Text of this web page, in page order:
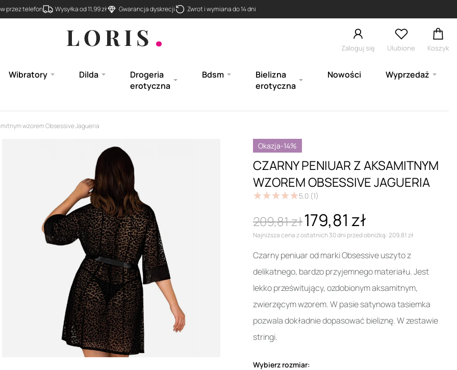
przez telefon Wysyłka od 11,99 zł Gwarancja dyskrecji Zwrot i wymiana do 14 dni
Zaloguj się Ulubione Koszyk
Wibratory Dilda
Drogeria
erotyczna
Bdsm
Bielizna
erotyczna
Nowości Wyprzedaż
wzorem Obsessive Jagueria
Okazja-14%
CZARNY PENIUAR Z AKSAMITNYM
WZOREM OBSESSIVE JAGUERIA
★★★★★
★★★★★5.0 (1)
209,81 zł179,81 zł
Najniższa cena z ostatnich 30 dni przed obniżką: 209,81 zł
Czarny peniuar od marki Obsessive uszyto z
delikatnego, bardzo przyjemnego materiału. Jest
lekko prześwitujący, ozdobionym aksamitnym,
zwierzęcym wzorem. W pasie satynowa tasiemka
pozwala dokładnie dopasować bieliznę. W zestawie
stringi.
Wybierz rozmiar: